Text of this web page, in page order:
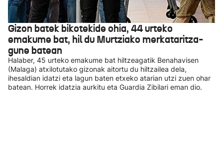
Gizon batek bikotekide ohia, 44 urteko
emakume bat, hil du Murtziako merkataritza-
gune batean
Halaber, 45 urteko emakume bat hiltzeagatik Benahavisen
(Malaga) atxilotutako gizonak aitortu du hiltzailea dela,
ihesaldian idatzi eta lagun baten etxeko atarian utzi zuen ohar
batean. Horrek idatzia aurkitu eta Guardia Zibilari eman dio.